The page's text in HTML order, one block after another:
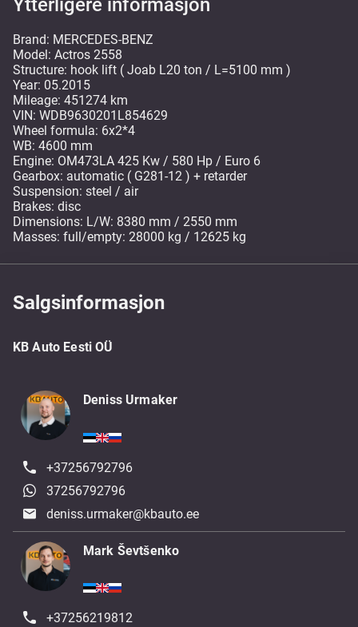
Ytterligere informasjon
Brand: MERCEDES-BENZ
Model: Actros 2558
Structure: hook lift ( Joab L20 ton / L=5100 mm )
Year: 05.2015
Mileage: 451274 km
VIN: WDB9630201L854629
Wheel formula: 6x2*4
WB: 4600 mm
Engine: OM473LA 425 Kw / 580 Hp / Euro 6
Gearbox: automatic ( G281-12 ) + retarder
Suspension: steel / air
Brakes: disc
Dimensions: L/W: 8380 mm / 2550 mm
Masses: full/empty: 28000 kg / 12625 kg
Salgsinformasjon
KB Auto Eesti OÜ
Deniss Urmaker
+37256792796
37256792796
deniss.urmaker@kbauto.ee
Mark Ševtšenko
+37256219812